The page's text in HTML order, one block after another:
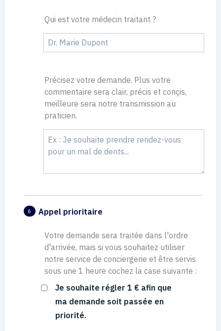
Qui est votre médecin traitant ?
Précisez votre demande. Plus votre
commentaire sera clair, précis et conçis,
meilleure sera notre transmission au
praticien.
6 Appel prioritaire
Votre demande sera traitée dans l'ordre
d'arrivée, mais si vous souhaitez utiliser
notre service de conciergerie et être servis
sous une 1 heure cochez la case suivante :
Je souhaite régler 1 € afin que
ma demande soit passée en
priorité.